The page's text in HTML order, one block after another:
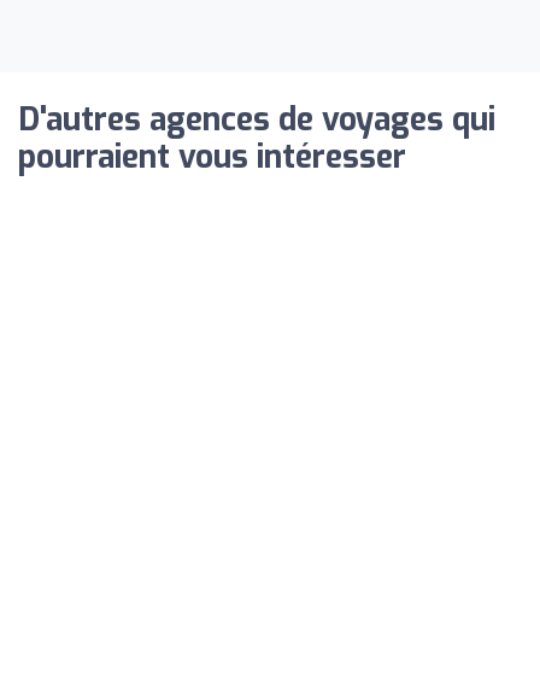
D'autres agences de voyages qui
pourraient vous intéresser